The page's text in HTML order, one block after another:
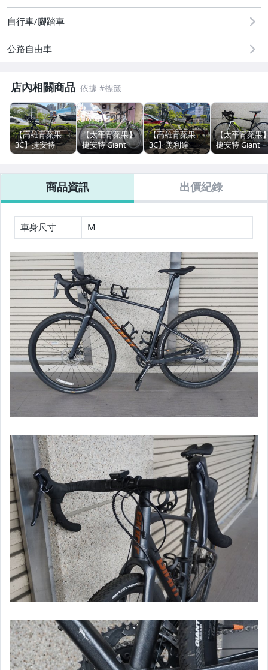
【APPLE】二手iPhone Air
【APPLE】二手iPhone 17 Pro / Max
【APPLE】二手iPhone 17
【APPLE】二手iPhone 16 Pro / Max
【APPLE】二手iPhone 16 / Plus
【APPLE】二手iPhone 15 Pro / Max
【APPLE】二手iPhone 15 / Plus
【APPLE】二手iPhone 14 Pro/Max
【APPLE】二手iPhone 14 /Plus
【APPLE】二手iPhone 13 Pro/Max
【APPLE】二手iPhone 13 mini
【APPLE】二手iPhone 13
【APPLE】二手iPhone 12 Pro/Max
【APPLE】二手iPhone 12
【APPLE】二手iPhone 11 Pro/Max
【APPLE】二手iPhone 11
【APPLE】二手iPhone XS / Max
【APPLE】二手iPhone XR
【APPLE】二手iPhone X
【APPLE】二手iPhone SE2
【APPLE】二手iPhone 8/8 Plus
【APPLE】二手iPhone 7/7 Plus
自行車/腳踏車
公路自由車
店內相關商品
【高雄青蘋果
3C】捷安特
Giant
iRide 7000RD 夜
空黑 2025年 尺
寸:M 公路車 二
手腳踏車
#106230
【太平青蘋果】
捷安特 Giant
MOMENTUM
探索自行車 二手
腳踏車 #87137
【高雄青蘋果
3C】美利達
MATTS TFS 700-
46CM 二手腳踏
車#106892
【太平青蘋果
捷安特 Giant
TCR Advanced
踏車 #59469
商品資訊 出價紀錄
車身尺寸 M